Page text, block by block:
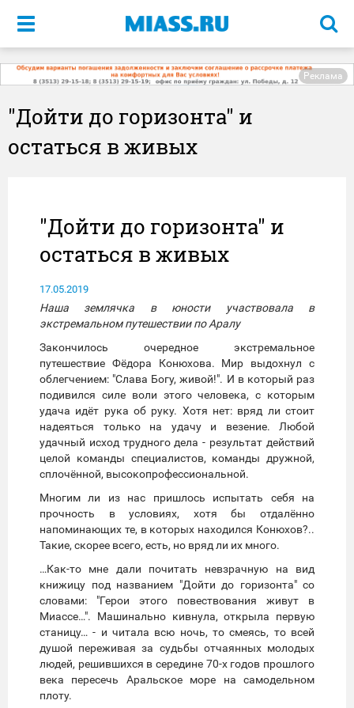
Меню
Реклама
"Дойти до горизонта" и
остаться в живых
"Дойти до горизонта" и
остаться в живых
17.05.2019
Наша землячка в юности участвовала в
экстремальном путешествии по Аралу
Закончилось очередное экстремальное
путешествие Фёдора Конюхова. Мир выдохнул с
облегчением: "Слава Богу, живой!". И в который раз
подивился силе воли этого человека, с которым
удача идёт рука об руку. Хотя нет: вряд ли стоит
надеяться только на удачу и везение. Любой
удачный исход трудного дела - результат действий
целой команды специалистов, команды дружной,
сплочённой, высокопрофессиональной.
Многим ли из нас пришлось испытать себя на
прочность в условиях, хотя бы отдалённо
напоминающих те, в которых находился Конюхов?..
Такие, скорее всего, есть, но вряд ли их много.
…Как-то мне дали почитать невзрачную на вид
книжицу под названием "Дойти до горизонта" со
словами: "Герои этого повествования живут в
Миассе…". Машинально кивнула, открыла первую
станицу… - и читала всю ночь, то смеясь, то всей
душой переживая за судьбы отчаянных молодых
людей, решившихся в середине 70-х годов прошлого
века пересечь Аральское море на самодельном
плоту.